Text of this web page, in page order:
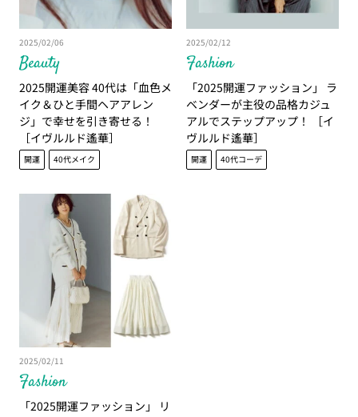
Beauty
2025/02/06
2025開運美容 40代は「血色メ
イク＆ひと手間ヘアアレン
ジ」で幸せを引き寄せる！
［イヴルルド遙華］
開運 40代メイク
Fashion
2025/02/12
「2025開運ファッション」 ラ
ベンダーが主役の品格カジュ
アルでステップアップ！ ［イ
ヴルルド遙華］
開運 40代コーデ
Fashion
2025/02/11
「2025開運ファッション」 リ